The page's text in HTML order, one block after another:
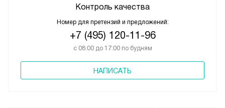
Контроль качества
Номер для претензий и предложений:
+7 (495) 120-11-96
с 08:00 до 17:00 по будням
НАПИСАТЬ